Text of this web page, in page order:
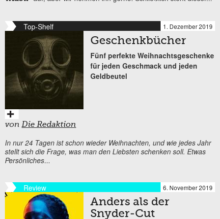
Top-Shelf 1. Dezember 2019
Geschenkbücher
Fünf perfekte Weihnachtsgeschenke
für jeden Geschmack und jeden
Geldbeutel
von Die Redaktion
In nur 24 Tagen ist schon wieder Weihnachten, und wie jedes Jahr
stellt sich die Frage, was man den Liebsten schenken soll. Etwas
Persönliches...
Review 6. November 2019
Anders als der
Snyder-Cut